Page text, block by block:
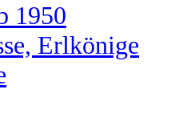
1950
Erlkönige